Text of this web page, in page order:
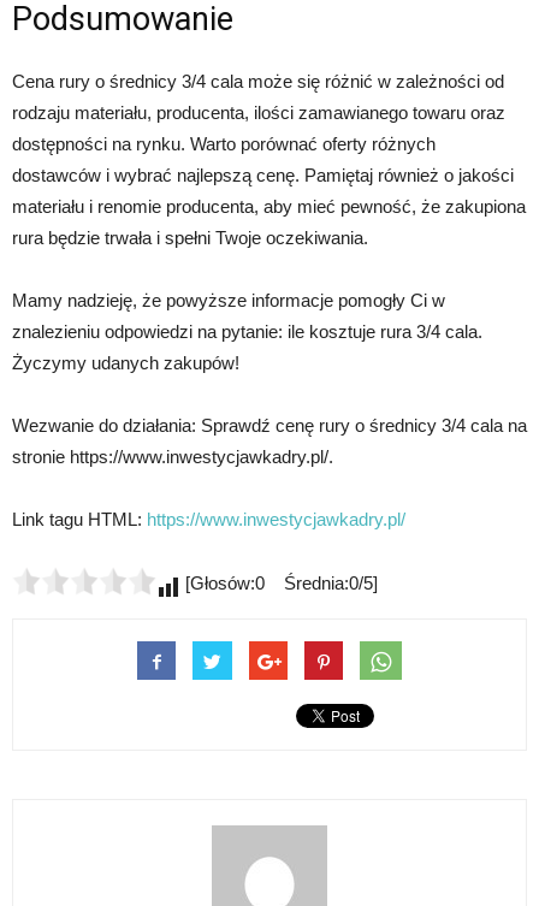
Podsumowanie
Cena rury o średnicy 3/4 cala może się różnić w zależności od
rodzaju materiału, producenta, ilości zamawianego towaru oraz
dostępności na rynku. Warto porównać oferty różnych
dostawców i wybrać najlepszą cenę. Pamiętaj również o jakości
materiału i renomie producenta, aby mieć pewność, że zakupiona
rura będzie trwała i spełni Twoje oczekiwania.
Mamy nadzieję, że powyższe informacje pomogły Ci w
znalezieniu odpowiedzi na pytanie: ile kosztuje rura 3/4 cala.
Życzymy udanych zakupów!
Wezwanie do działania: Sprawdź cenę rury o średnicy 3/4 cala na
stronie https://www.inwestycjawkadry.pl/.
Link tagu HTML: https://www.inwestycjawkadry.pl/
[Głosów:0 Średnia:0/5]